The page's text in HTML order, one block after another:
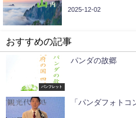
2025-12-02
おすすめの記事
パンフレット
パンダの故郷
「パンダフォト